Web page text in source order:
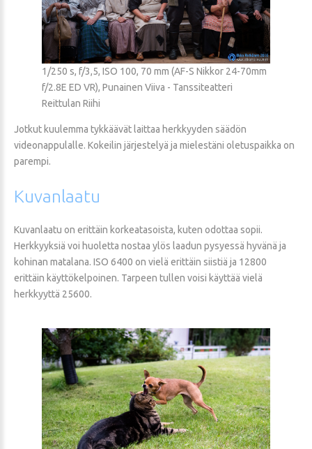
1/250 s, f/3,5, ISO 100, 70 mm (AF-S Nikkor 24-70mm
f/2.8E ED VR), Punainen Viiva - Tanssiteatteri
Reittulan Riihi
Jotkut kuulemma tykkäävät laittaa herkkyyden säädön
videonappulalle. Kokeilin järjestelyä ja mielestäni oletuspaikka on
parempi.
Kuvanlaatu
Kuvanlaatu on erittäin korkeatasoista, kuten odottaa sopii.
Herkkyyksiä voi huoletta nostaa ylös laadun pysyessä hyvänä ja
kohinan matalana. ISO 6400 on vielä erittäin siistiä ja 12800
erittäin käyttökelpoinen. Tarpeen tullen voisi käyttää vielä
herkkyyttä 25600.